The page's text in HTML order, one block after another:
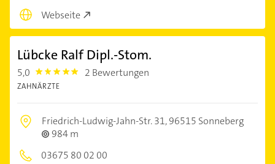
Webseite
Lübcke Ralf Dipl.-Stom.
5,0 5.0 2 Bewertungen
ZAHNÄRZTE
Friedrich-Ludwig-Jahn-Str. 31,96515 Sonneberg
984 m
03675 80 02 00